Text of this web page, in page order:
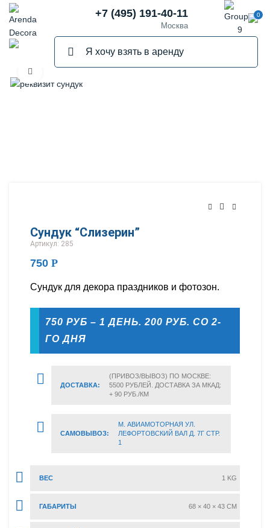
+7 (495) 191-40-11
Москва
0
Сундук “Слизерин”
Артикул: 285
750 Р
Сундук для декора праздников и фотозон.
750 РУБ – 1 ДЕНЬ. 200 РУБ. СО 2-
ГО ДНЯ
ДОСТАВКА:
(ПРИВОЗ/ВЫВОЗ) ПО МОСКВЕ:
5500 РУБЛЕЙ. ДОСТАВКА ЗА МКАД:
+ 90 РУБ./КМ
САМОВЫВОЗ:
М. АВИАМОТОРНАЯ УЛ.
ЛЕФОРТОВСКИЙ ВАЛ Д. 7Г СТР.
1
ВЕС 1 KG
ГАБАРИТЫ 68 × 40 × 43 CM